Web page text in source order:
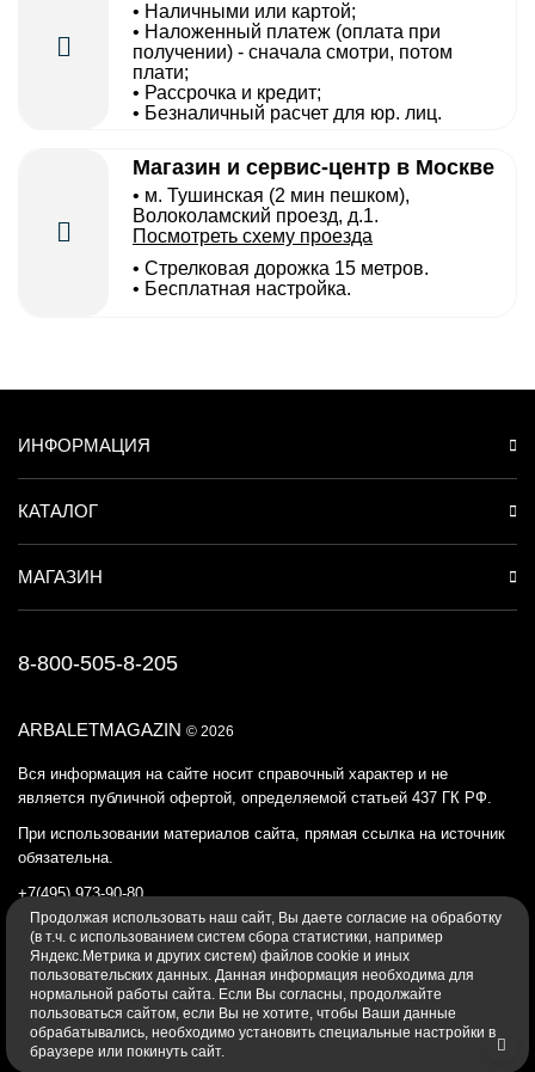
• Наличными или картой;
• Наложенный платеж (оплата при
получении) - сначала смотри, потом
плати;
• Рассрочка и кредит;
• Безналичный расчет для юр. лиц.
Магазин и сервис-центр в Москве
• м. Тушинская (2 мин пешком),
Волоколамский проезд, д.1.
Посмотреть схему проезда
• Cтрелковая дорожка 15 метров.
• Бесплатная настройка.
ARBALETMAGAZIN © 2026
Вся информация на сайте носит справочный характер и не
является публичной офертой, определяемой статьей 437 ГК РФ.
При использовании материалов сайта, прямая ссылка на источник
обязательна.
+7(495) 973-90-80
Политика конфиденциальности
ИНФОРМАЦИЯ
КАТАЛОГ
МАГАЗИН
8-800-505-8-205
Продолжая использовать наш cайт, Вы даете согласие на обработку
(в т.ч. с использованием систем сбора статистики, например
Яндекс.Метрика и других систем) файлов cookie и иных
пользовательских данных. Данная информация необходима для
нормальной работы сайта. Если Вы согласны, продолжайте
пользоваться сайтом, если Вы не хотите, чтобы Ваши данные
обрабатывались, необходимо установить специальные настройки в
браузере или покинуть сайт.